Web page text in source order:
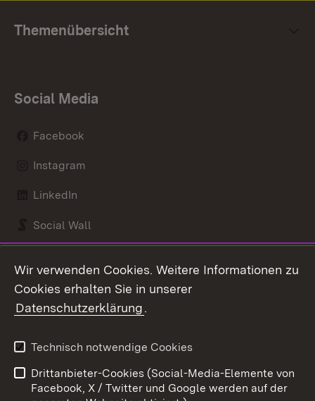
Themenübersicht
Social Media
Facebook
Instagram
LinkedIn
Social Wall
Kontakt
Barrierefreiheit
Impressum
Cookies
Wir verwenden Cookies. Weitere Informationen zu
Cookies erhalten Sie in unserer
Datenschutzerklärung.
Technisch notwendige Cookies
Drittanbieter-Cookies (Social-Media-Elemente von
Facebook, X / Twitter und Google werden auf der